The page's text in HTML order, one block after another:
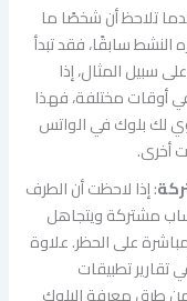
تلاحظ أن شخصًا ما
سابقًا، فقد تبدأ
المثال، إذا
أوقات مختلفة، فهذا
لك بلوك في الواتس
أخرى.
: إذا لاحظت أن الطرف
مشتركة ويتجاهل
على الحظر. علاوة
تقارير تطبيقات
طرق معرفة البلوك